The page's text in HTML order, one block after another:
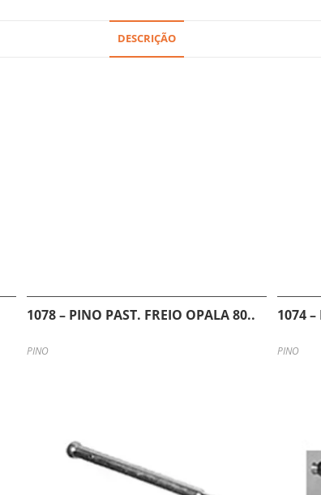
DESCRIÇÃO
1078 – PINO PAST. FREIO OPALA 80..
PINO
1074
PINO